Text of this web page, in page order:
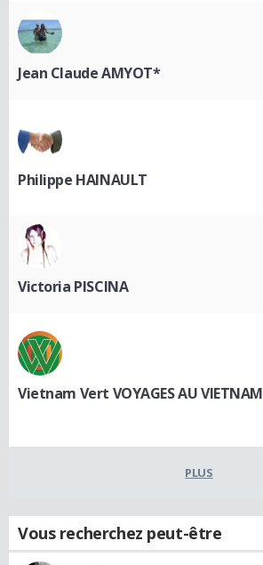
Jean Claude AMYOT*
Philippe HAINAULT
Victoria PISCINA
Vietnam Vert VOYAGES AU VIETNAM
PLUS
Vous recherchez peut-être